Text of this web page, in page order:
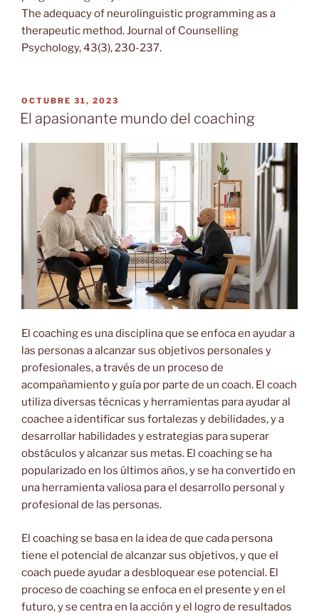
The adequacy of neurolinguistic programming as a
therapeutic method. Journal of Counselling
Psychology, 43(3), 230-237.
PUBLICADO
EL
OCTUBRE 31, 2023
El apasionante mundo del coaching
El coaching es una disciplina que se enfoca en ayudar a
las personas a alcanzar sus objetivos personales y
profesionales, a través de un proceso de
acompañamiento y guía por parte de un coach. El coach
utiliza diversas técnicas y herramientas para ayudar al
coachee a identificar sus fortalezas y debilidades, y a
desarrollar habilidades y estrategias para superar
obstáculos y alcanzar sus metas. El coaching se ha
popularizado en los últimos años, y se ha convertido en
una herramienta valiosa para el desarrollo personal y
profesional de las personas.
El coaching se basa en la idea de que cada persona
tiene el potencial de alcanzar sus objetivos, y que el
coach puede ayudar a desbloquear ese potencial. El
proceso de coaching se enfoca en el presente y en el
futuro, y se centra en la acción y el logro de resultados